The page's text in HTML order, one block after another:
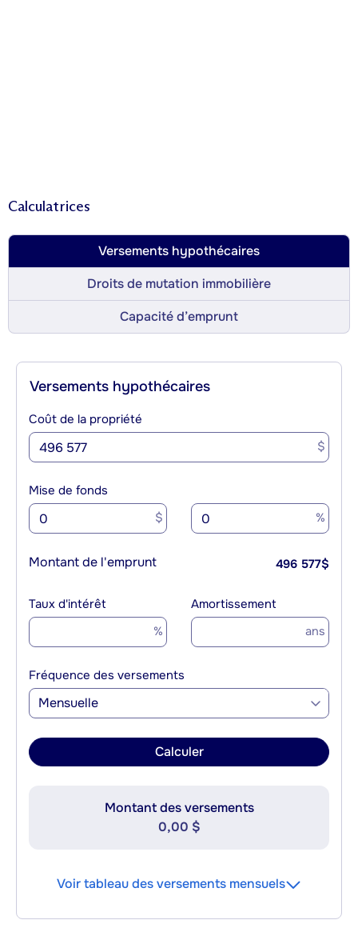
Calculatrices
Versements hypothécaires
Droits de mutation immobilière
Capacité d’emprunt
Versements hypothécaires
Coût de la propriété
$
Mise de fonds
$ %
Montant de l'emprunt 496 577$
Taux d'intérêt
%
Amortissement
ans
Fréquence des versements
Mensuelle
Calculer
Montant des versements
0,00 $
Voir tableau des versements mensuels